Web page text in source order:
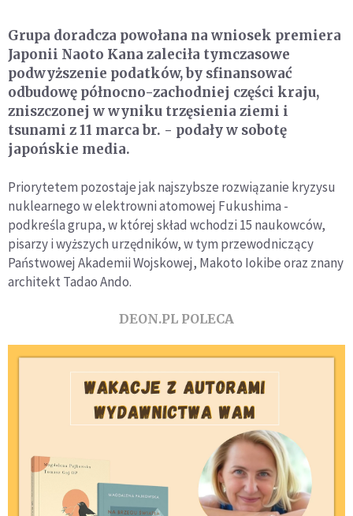
Grupa doradcza powołana na wniosek premiera
Japonii Naoto Kana zaleciła tymczasowe
podwyższenie podatków, by sfinansować
odbudowę północno-zachodniej części kraju,
zniszczonej w wyniku trzęsienia ziemi i
tsunami z 11 marca br. - podały w sobotę
japońskie media.
Priorytetem pozostaje jak najszybsze rozwiązanie kryzysu
nuklearnego w elektrowni atomowej Fukushima -
podkreśla grupa, w której skład wchodzi 15 naukowców,
pisarzy i wyższych urzędników, w tym przewodniczący
Państwowej Akademii Wojskowej, Makoto Iokibe oraz znany
architekt Tadao Ando.
DEON.PL POLECA